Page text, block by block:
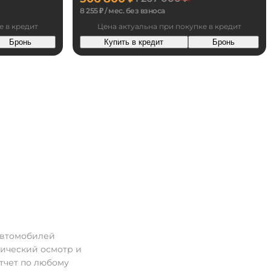
в кредит
Бронь
8 255 ₽ / мес. без взноса
Цена актуальна при покупке в кредит
Купить в кредит
Бронь
осмотр и
по любому